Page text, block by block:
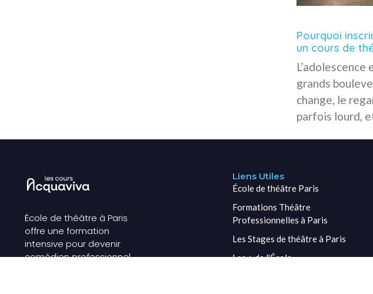
Pourquoi
un cours de
grands
change, le
parfois lourd,
École de théâtre à Paris
offre une formation
intensive pour devenir
comédien professionnel,
Liens Utiles
École de théâtre Paris
Formations Théâtre
Professionnelles à Paris
Les Stages de théâtre à Paris
Les + de l'École